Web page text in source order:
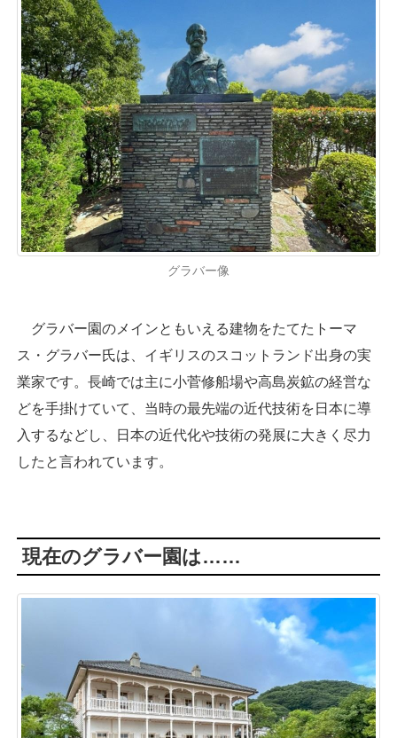
グラバー像
グラバー園のメインともいえる建物をたてたトーマ
ス・グラバー氏は、イギリスのスコットランド出身の実
業家です。長崎では主に小菅修船場や高島炭鉱の経営な
どを手掛けていて、当時の最先端の近代技術を日本に導
入するなどし、日本の近代化や技術の発展に大きく尽力
したと言われています。
現在のグラバー園は……